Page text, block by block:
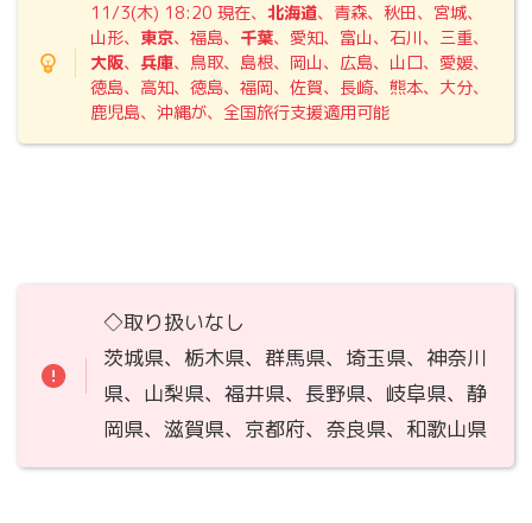
11/3(木) 18:20現在、北海道、青森、秋田、宮城、
山形、 東京、福島、 千葉、愛知、富山、石川、三重、
大阪、 兵庫、鳥取、島根、岡山、広島、山口、愛媛、
徳島、高知、徳島、福岡、佐賀、長崎、熊本、大分、
鹿児島、沖縄が、全国旅行支援適用可能
◇取り扱いなし
茨城県、栃木県、群馬県、埼玉県、神奈川
県、山梨県、福井県、長野県、岐阜県、静
岡県、滋賀県、京都府、奈良県、和歌山県